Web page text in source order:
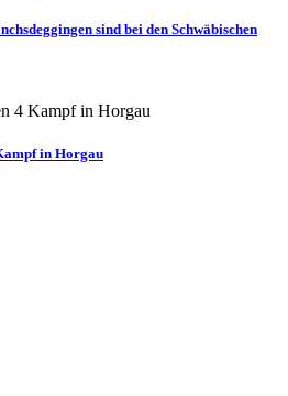
sind bei den Schwäbischen
in Horgau